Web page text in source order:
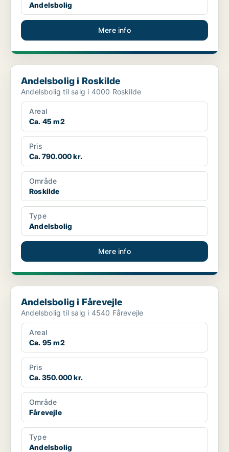
Andelsbolig
Mere info
Andelsbolig i Roskilde
Andelsbolig i Roskilde
Andelsbolig til salg i 4000 Roskilde
Areal
Ca. 45 m2
Pris
Ca. 790.000 kr.
Område
Roskilde
Type
Andelsbolig
Mere info
Andelsbolig i Fårevejle
Andelsbolig i Fårevejle
Andelsbolig til salg i 4540 Fårevejle
Areal
Ca. 95 m2
Pris
Ca. 350.000 kr.
Område
Fårevejle
Type
Andelsbolig